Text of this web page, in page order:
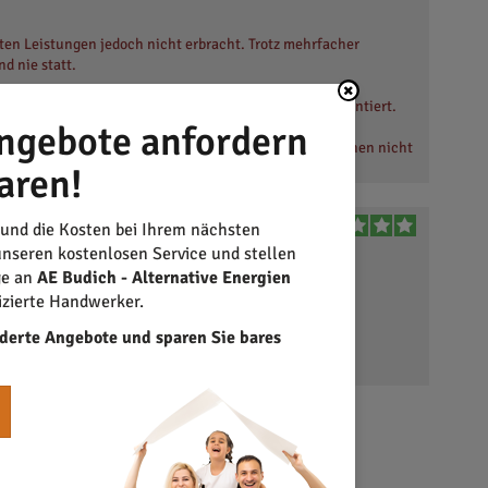
Leistungen jedoch nicht erbracht. Trotz mehrfacher
nie statt.
war insgesamt unzuverlässig und wenig kundenorientiert.
Zusätzlich ist die Unternehmenswebseite inzwischen nicht
rate anderen Kunden, bei Vorauszahlungen besondere
Gesamtbewertung
war
anfordern
die Kosten bei Ihrem nächsten
kostenlosen Service und stellen
an AE Budich - Alternative Energien
Handwerker.
Angebote und sparen Sie bares